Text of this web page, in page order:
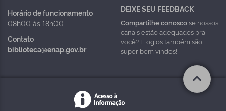
Horário de funcionamento
08h00 às 18h00
Contato
biblioteca@enap.gov.br
DEIXE SEU FEEDBACK
Compartilhe conoscose nossos
canais estão adequados pra
você? Elogios também são
super bem vindos!